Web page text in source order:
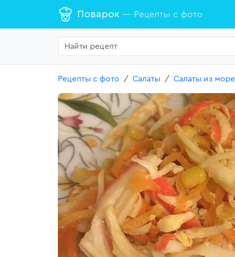
Поварок — Рецепты с фото
Рецепты с фото Салаты Салаты из